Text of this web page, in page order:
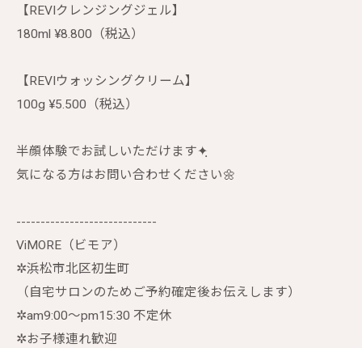
【REVIクレンジングジェル】
180ml ¥8.800（税込）
【REVIウォッシングクリーム】
100g ¥5.500（税込）
半顔体験でお試しいただけます✦ฺ
気になる方はお問い合わせください🌼
-----------------------------
ViMORE（ビモア）
✲︎浜松市北区初生町
（自宅サロンのためご予約確定後お伝えします）
✲︎am9:00〜pm15:30 不定休
✲︎お子様連れ歓迎